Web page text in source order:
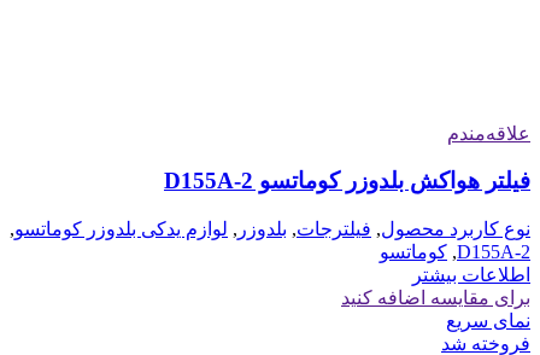
علاقه‌مندم
فیلتر هواکش بلدوزر کوماتسو D155A-2
نوع کاربرد محصول, فیلترجات, بلدوزر , لوازم یدکی بلدوزر کوماتسو,
D155A-2
, کوماتسو
اطلاعات بیشتر
برای مقایسه اضافه کنید
نمای سریع
فروخته شد